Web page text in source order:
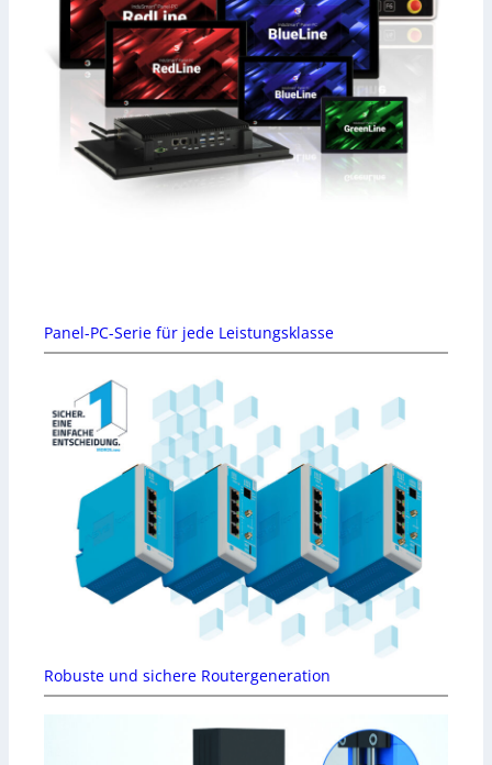
Panel-PC-Serie für jede Leistungsklasse
Robuste und sichere Routergeneration